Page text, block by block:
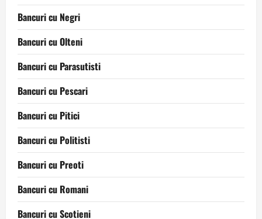
Bancuri cu Negri
Bancuri cu Olteni
Bancuri cu Parasutisti
Bancuri cu Pescari
Bancuri cu Pitici
Bancuri cu Politisti
Bancuri cu Preoti
Bancuri cu Romani
Bancuri cu Scotieni